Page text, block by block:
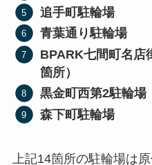
追手町駐輪場
青葉通り駐輪場
BPARK七間町名店
箇所）
黒金町西第2駐輪場
森下町駐輪場
上記14箇所の駐輪場は原